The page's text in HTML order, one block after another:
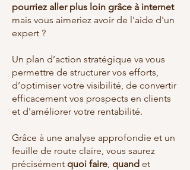
pourriez aller plus loin grâce à internet
mais vous aimeriez avoir de l'aide d'un
expert ?
Un plan d’action stratégique va vous
permettre de structurer vos efforts,
d’optimiser votre visibilité, de convertir
efficacement vos prospects en clients
et d'améliorer votre rentabilité.
Grâce à une analyse approfondie et un
feuille de route claire, vous saurez
précisément quoi faire, quand et